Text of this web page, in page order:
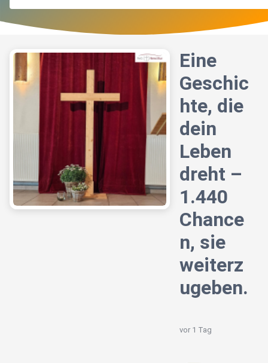
Eine
Geschic
hte, die
dein
Leben
dreht –
1.440
Chance
n, sie
weiterz
ugeben.
vor 1 Tag